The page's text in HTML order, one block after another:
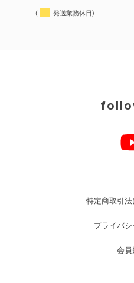
( 発送業務休日)
特定商取引
プライバ
会員